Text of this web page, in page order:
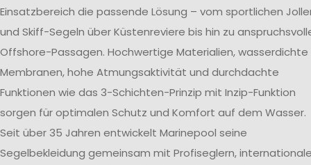
Einsatzbereich die passende Lösung – vom sportlichen
und Skiff-Segeln über Küstenreviere bis hin zu
Offshore-Passagen. Hochwertige Materialien, wasserdichte
Membranen, hohe Atmungsaktivität und durchdachte
Funktionen wie das 3-Schichten-Prinzip mit Inzip-Funktion
sorgen für optimalen Schutz und Komfort auf dem Wasser.
Seit über 35 Jahren entwickelt Marinepool seine
Segelbekleidung gemeinsam mit Profiseglern,